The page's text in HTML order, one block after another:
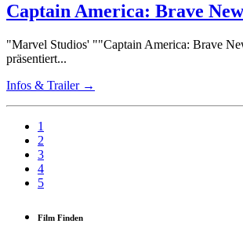
Captain America: Brave
"Marvel Studios' ""Captain America: Brave
präsentiert...
Infos & Trailer →
1
2
3
4
5
Film Finden